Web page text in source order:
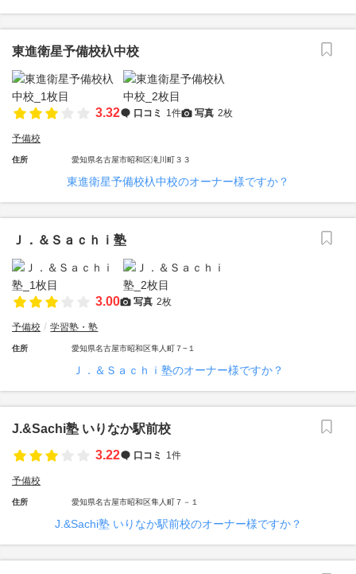
東進衛星予備校杁中校
3.32 口コミ 1件 写真 2枚
予備校
住所 愛知県名古屋市昭和区滝川町３３
東進衛星予備校杁中校のオーナー様ですか？
Ｊ．＆Ｓａｃｈｉ塾
3.00 写真 2枚
予備校 学習塾・塾
住所 愛知県名古屋市昭和区隼人町７−１
Ｊ．＆Ｓａｃｈｉ塾のオーナー様ですか？
J.&Sachi塾 いりなか駅前校
3.22
口コミ 1件
予備校
住所 愛知県名古屋市昭和区隼人町７－１
J.&Sachi塾 いりなか駅前校のオーナー様ですか？